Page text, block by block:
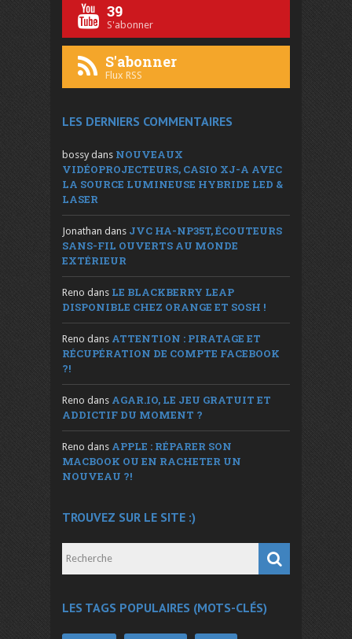
39
S'abonner
S'abonner
Flux RSS
LES DERNIERS COMMENTAIRES
bossy dans NOUVEAUX
VIDÉOPROJECTEURS, CASIO XJ-A AVEC
LA SOURCE LUMINEUSE HYBRIDE LED &
LASER
Jonathan dans JVC HA-NP35T, ÉCOUTEURS
SANS-FIL OUVERTS AU MONDE
EXTÉRIEUR
Reno dans LE BLACKBERRY LEAP
DISPONIBLE CHEZ ORANGE ET SOSH !
Reno dans ATTENTION : PIRATAGE ET
RÉCUPÉRATION DE COMPTE FACEBOOK
?!
Reno dans AGAR.IO, LE JEU GRATUIT ET
ADDICTIF DU MOMENT ?
Reno dans APPLE : RÉPARER SON
MACBOOK OU EN RACHETER UN
NOUVEAU ?!
TROUVEZ SUR LE SITE :)
LES TAGS POPULAIRES (MOTS-CLÉS)